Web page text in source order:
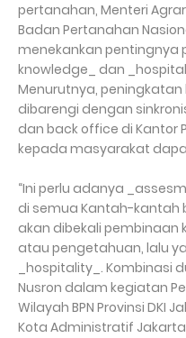
pertanahan, Menteri
Badan Pertanahan
menekankan pentingnya
knowledge_ dan
Menurutnya,
dibarengi dengan
dan back office di Kantor
kepada masyarakat
“Ini perlu adanya
di semua Kantah-kantah
akan dibekali pembinaan
atau pengetahuan, lalu
_hospitality_. Kombinasi
Nusron dalam kegiatan
Wilayah BPN Provinsi DKI
Kota Administratif Jakarta